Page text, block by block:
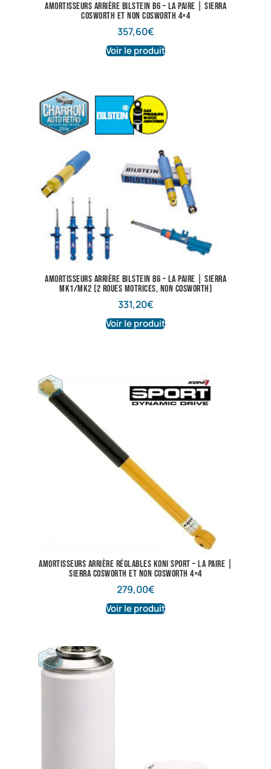
Amortisseurs arrière Bilstein B6 – La paire | Sierra
Cosworth et non Cosworth 4×4
357,60€
Voir le produit
Amortisseurs arrière Bilstein B6 – La paire | Sierra
Mk1/Mk2 (2 roues motrices, non Cosworth)
331,20€
Voir le produit
Amortisseurs arrière réglables Koni Sport – La paire |
Sierra Cosworth et non Cosworth 4×4
279,00€
Voir le produit